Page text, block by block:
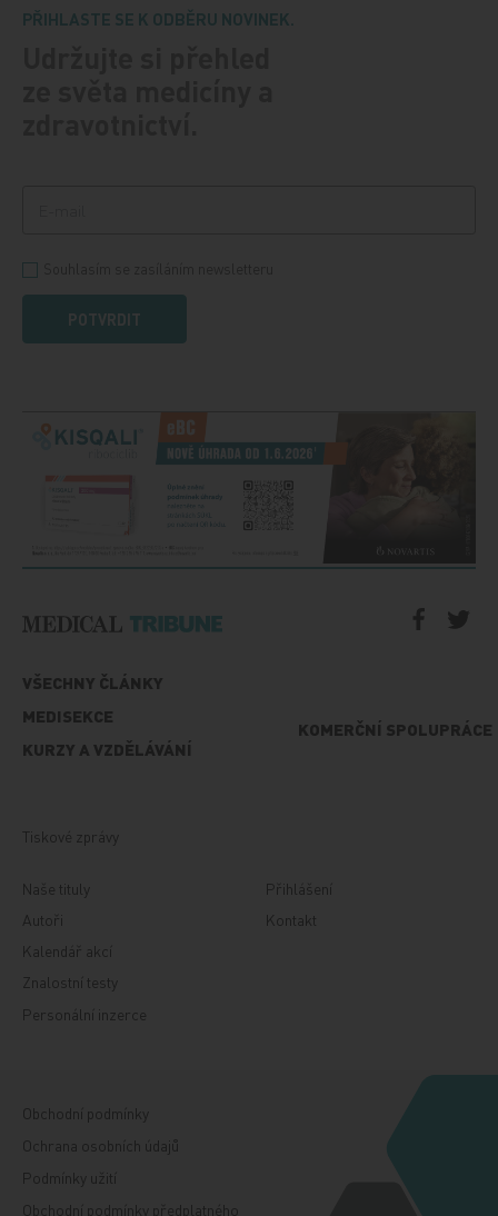
PŘIHLASTE SE K ODBĚRU NOVINEK.
POTVRDIT
VŠECHNY ČLÁNKY
MEDISEKCE
KURZY A VZDĚLÁVÁNÍ
KOMERČNÍ SPOLUPRÁCE
Tiskové zprávy
Naše tituly
Autoři
Kalendář akcí
Znalostní testy
Personální inzerce
Přihlášení
Kontakt
Obchodní podmínky
Ochrana osobních údajů
Podmínky užití
Obchodní podmínky předplatného